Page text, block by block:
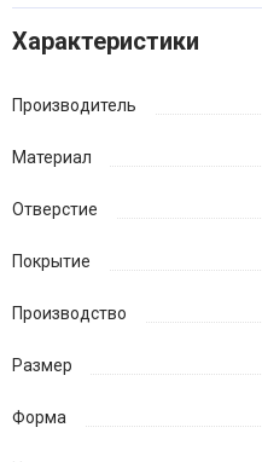
Характеристики
Производитель
Материал
Отверстие
Покрытие
Производство
Размер
Форма